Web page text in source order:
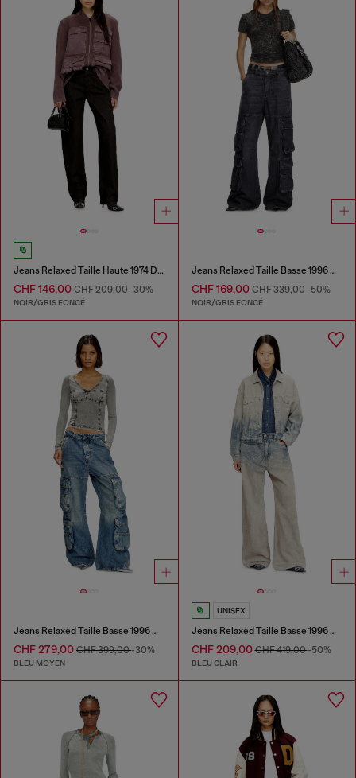
Jeans Relaxed Taille Haute 1974 D-Ellz
CHF 146,00 CHF 209,00-30%
NOIR/GRIS FONCÉ
Jeans Relaxed Taille Basse 1996 D-Sire
CHF 169,00CHF 339,00-50%
NOIR/GRIS FONCÉ
Jeans Relaxed Taille Basse 1996 D-Sire
CHF 279,00 CHF 399,00-30%
BLEU MOYEN
UNISEX
Jeans Relaxed Taille Basse 1996 D-Sire
CHF 209,00CHF 419,00-50%
BLEU CLAIR